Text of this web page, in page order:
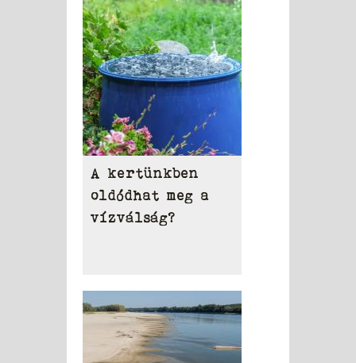
A kertünkben
oldódhat meg a
vízválság?